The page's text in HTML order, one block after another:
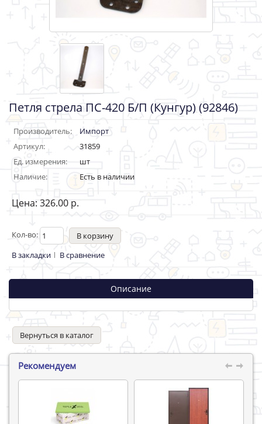
Петля стрела ПС-420 Б/П (Кунгур) (92846)
Производитель:
Импорт
Артикул:
31859
Ед. измерения:
шт
Наличие:
Есть в наличии
Цена: 326.00 р.
Кол-во:
В закладки
В сравнение
Описание
Вернуться в каталог
Рекомендуем